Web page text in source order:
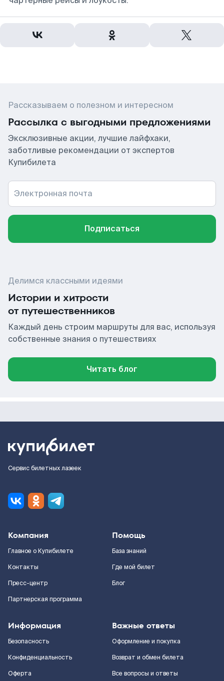
Рассказываем о полезном и интересном
Рассылка с выгодными предложениями
Эксклюзивные акции, лучшие лайфхаки,
заботливые рекомендации от экспертов
Купибилета
Электронная почта
Подписаться
Делимся классными идеями
Истории и хитрости
от путешественников
Каждый день строим маршруты для вас, используя
собственные знания о путешествиях
Читать блог
Сервис билетных лазеек
Компания
Главное о Купибилете
Контакты
Пресс-центр
Партнерская программа
Помощь
База знаний
Где мой билет
Блог
Информация
Безопасность
Конфиденциальность
Оферта
Важные ответы
Оформление и покупка
Возврат и обмен билета
Все вопросы и ответы